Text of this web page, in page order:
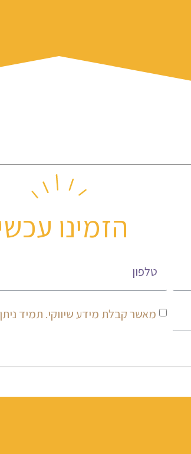
הזמינו
מאשר קבלת מידע שיווקי. תמיד